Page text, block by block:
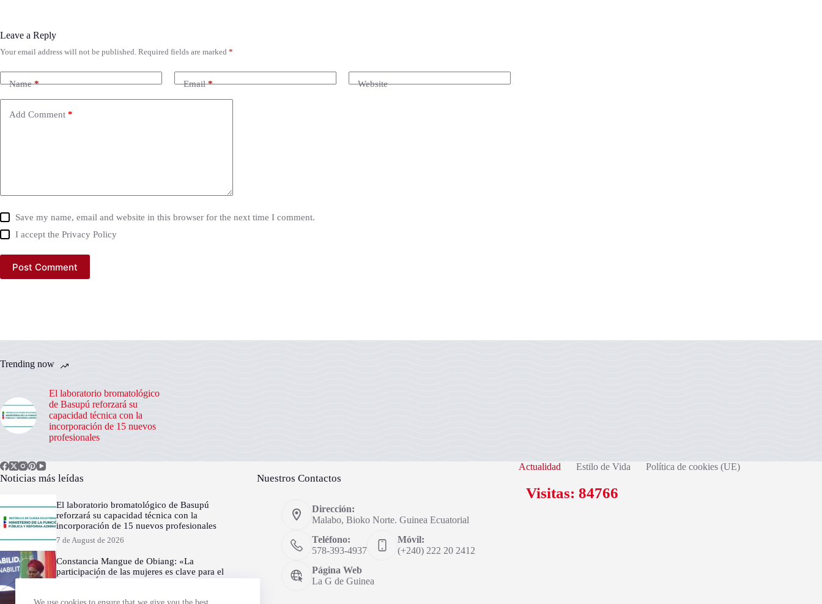
Leave a Reply
Your email address will not be published. Required fields are marked *
Name* Email* Website
Add Comment *
Save my name, email and website in this browser for the next time I comment.
I accept thePrivacy Policy
Post Comment
Trending now
El laboratorio bromatológico
de Basupú reforzará su
capacidad técnica con la
incorporación de 15 nuevos
profesionales
Actualidad Estilo de Vida Política de cookies (UE)
Noticias más leídas
El laboratorio bromatológico de Basupú
reforzará su capacidad técnica con la
incorporación de 15 nuevos profesionales
7 de August de 2026
Constancia Mangue de Obiang: «La
participación de las mujeres es clave para el
Nuestros Contactos
Dirección:
Malabo, Bioko Norte. Guinea Ecuatorial
Teléfono:
578-393-4937
Móvil:
(+240) 222 20 2412
Página Web
La G de Guinea
Visitas: 84766